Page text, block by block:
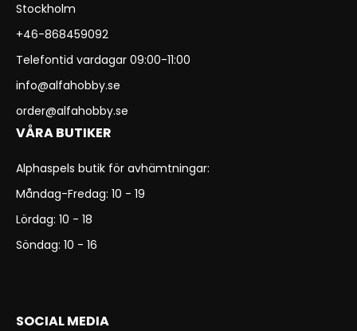
Stockholm
+46-868459092
Telefontid vardagar 09:00-11:00
info@alfahobby.se
order@alfahobby.se
VÅRA BUTIKER
Alphaspels butik för avhämtningar:
Måndag-Fredag: 10 - 19
Lördag: 10 - 18
Söndag: 10 - 16
SOCIAL MEDIA